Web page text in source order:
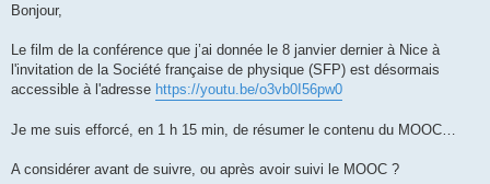
s
g
Bonjour,
Le film de la conférence que j’ai donnée le 8 janvier dernier à Nice à
l'invitation de la Société française de physique (SFP) est désormais
accessible à l'adresse https://youtu.be/o3vb0I56pw0
Je me suis efforcé, en 1 h 15 min, de résumer le contenu du MOOC…
A considérer avant de suivre, ou après avoir suivi le MOOC ?